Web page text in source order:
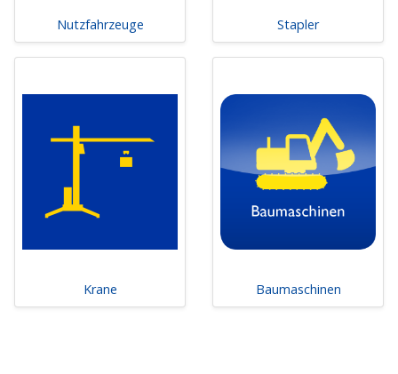
von LKWs erheblich. Sie tragen zur Erhöhung der
Verkehrssicherheit bei, indem sie den Fahrer auf
potenzielle Gefahren beim Abbiegen oder
Gabelsichtsysteme für Stapler
: Das
ForkView-System bietet eine verbesserte Sicht auf
die Gabeln und den Arbeitsbereich vor dem
Stapler. Es erleichtert das präzise Stapeln und
Entladen von Gütern, hilft Unfälle zu vermeiden
und steigert die Effizienz des Stapelvorgangs.
Nutzfahrzeuge Stapler
Krane Baumaschinen